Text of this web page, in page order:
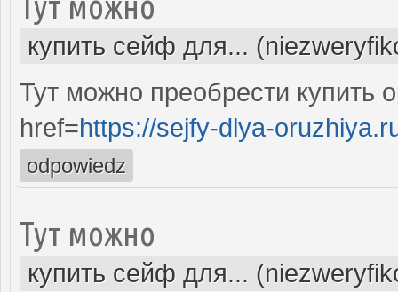
купить сейф для...
Тут можно преобрести купить
href=https://sejfy-dlya-
odpowiedz
Тут можно
купить сейф для...